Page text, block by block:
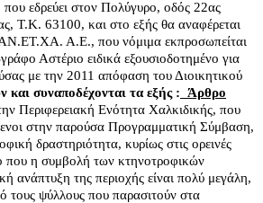
που εδρεύει στον Πολύγυρο, οδός 22ας
Τ.Κ. 63100, και στο εξής θα αναφέρεται
ΑΝ.ΕΤ.ΧΑ. Α.Ε., που νόμιμα εκπροσωπείται
Αστέριο ειδικά εξουσιοδοτημένο για
με την 2011 απόφαση του Διοικητικού
και συναποδέχονται τα εξής : Άρθρο
Περιφερειακή Ενότητα Χαλκιδικής, που
στην παρούσα Προγραμματική Σύμβαση,
δραστηριότητα, κυρίως στις ορεινές
που η συμβολή των κτηνοτροφικών
ανάπτυξη της περιοχής είναι πολύ μεγάλη,
τους ψύλλους που παρασιτούν στα